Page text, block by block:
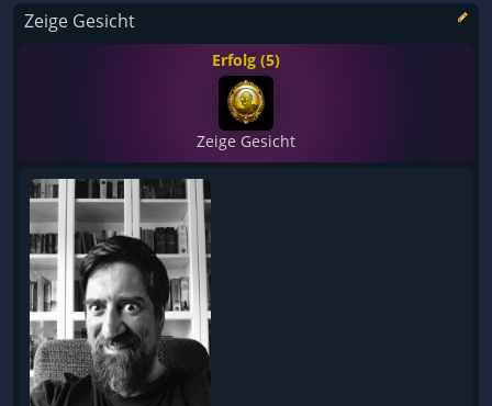
Zeige Gesicht
Erfolg (5)
Zeige Gesicht